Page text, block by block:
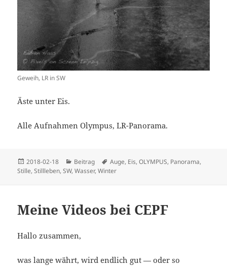
Geweih, LR in SW
Äste unter Eis.
Alle Aufnahmen Olympus, LR-Panorama.
Veröffentlicht
am
2018-02-18 Kategorien
Beitrag Schlagwörter
Auge, Eis,OLYMPUS, Panorama,
Stille,Stillleben,SW,Wasser,Winter
Meine Videos bei CEPF
Hallo zusammen,
was lange währt, wird endlich gut — oder so